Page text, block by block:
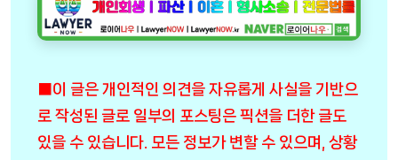
■이 글은 개인적인 의견을 자유롭게 사실을 기반으
로 작성된 글로 일부의 포스팅은 픽션을 더한 글도
있을 수 있습니다. 모든 정보가 변할 수 있으며, 상황